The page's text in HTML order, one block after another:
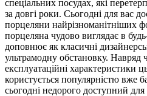
спеціальних посудах, які
за довгі роки. Сьогодні для вас
порцеляни найрізноманітніших
порцеляна чудово виглядає в
доповнює як класичні
ультрамодну обстановку. Навряд
експлуатаційні характеристики
користується популярністю вже
сьогодні недорого доступний